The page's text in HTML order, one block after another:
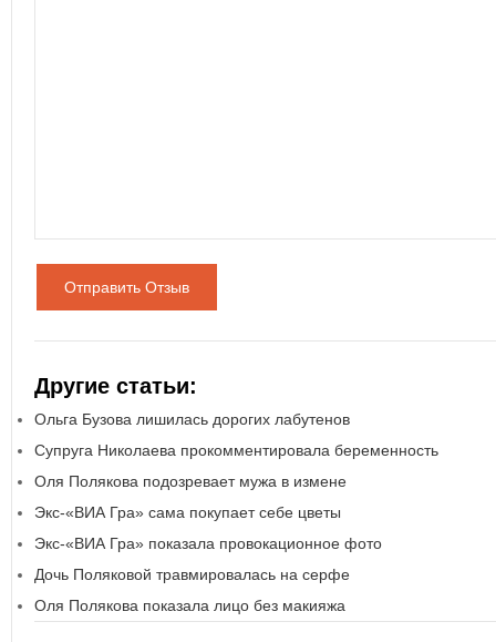
Отправить Отзыв
Другие статьи:
Ольга Бузова лишилась дорогих лабутенов
Супруга Николаева прокомментировала беременность
Оля Полякова подозревает мужа в измене
Экс-«ВИА Гра» сама покупает себе цветы
Экс-«ВИА Гра» показала провокационное фото
Дочь Поляковой травмировалась на серфе
Оля Полякова показала лицо без макияжа